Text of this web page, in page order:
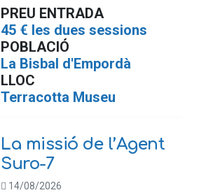
PREU ENTRADA
45 € les dues sessions
POBLACIÓ
La Bisbal d'Empordà
LLOC
Terracotta Museu
La missió de l’Agent
Suro-7
14/08/2026